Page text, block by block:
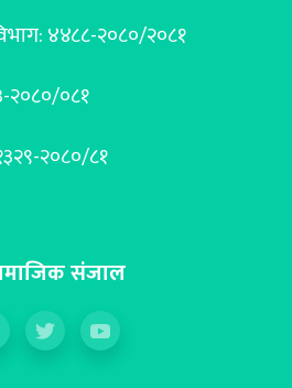
४४८८-२०८०/२०८१
२०८०/०८१
२०८०/८१
संजाल